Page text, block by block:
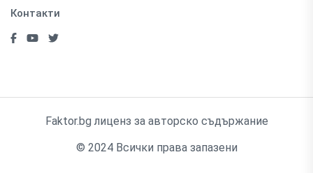
Контакти
Faktor.bg лиценз за авторско съдържание
© 2024 Всички права запазени